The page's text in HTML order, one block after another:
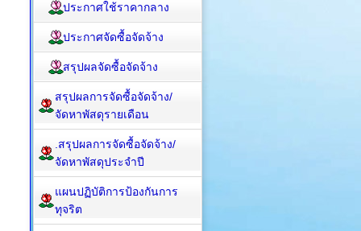
ประกาศใช้ราคากลาง
ประกาศจัดซื้อจัดจ้าง
สรุปผลจัดซื้อจัดจ้าง
สรุปผลการจัดซื้อจัดจ้าง/
จัดหาพัสดุรายเดือน
.สรุปผลการจัดซื้อจัดจ้าง/
จัดหาพัสดุประจำปี
แผนปฏิบัติการป้องกันการ
ทุจริต